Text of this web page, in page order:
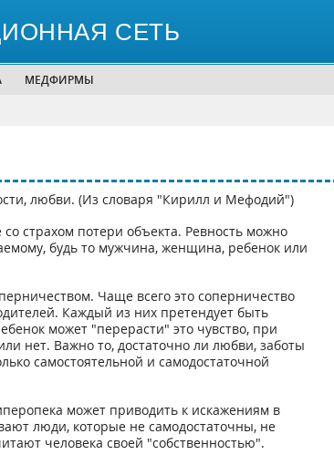
СЕТЬ
МЕДФИРМЫ
любви. (Из словаря "Кирилл и Мефодий")
страхом потери объекта. Ревность можно
будь то мужчина, женщина, ребенок или
Чаще всего это соперничество
Каждый из них претендует быть
может "перерасти" это чувство, при
нет. Важно то, достаточно ли любви, заботы
самостоятельной и самодостаточной
может приводить к искажениям в
люди, которые не самодостаточны, не
человека своей "собственностью".